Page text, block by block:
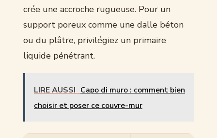
crée une accroche rugueuse. Pour un
support poreux comme une dalle béton
ou du plâtre, privilégiez un primaire
liquide pénétrant.
LIRE AUSSI Capo di muro : comment bien
choisir et poser ce couvre-mur